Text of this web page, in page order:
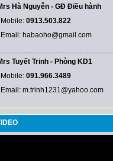
Hà Nguyễn - GĐ Điều hành
Mobile: 0913.503.822
Email: habaoho@gmail.com
Tuyết Trinh - Phòng KD1
Mobile: 091.966.3489
Email: m.trinh1231@yahoo.com